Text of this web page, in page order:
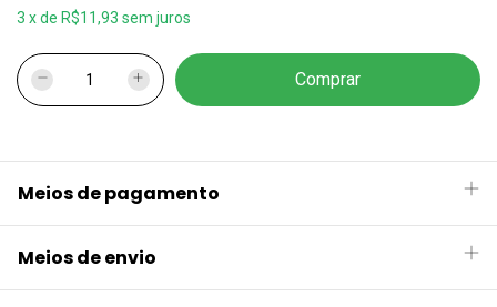
3 xde R$11,93 sem juros
Meios de pagamento
Meios de envio